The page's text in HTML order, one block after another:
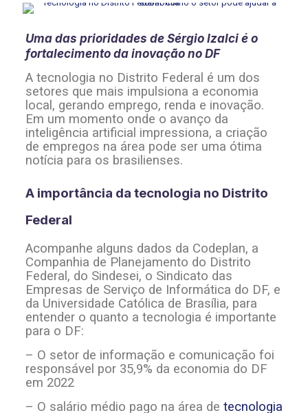
Uma das prioridades de Sérgio Izalci é o
fortalecimento da inovação no DF
A tecnologia no Distrito Federal é um dos
setores que mais impulsiona a economia
local, gerando emprego, renda e inovação.
Em um momento onde o avanço da
inteligência artificial impressiona, a criação
de empregos na área pode ser uma ótima
notícia para os brasilienses.
A importância da tecnologia no Distrito
Federal
Acompanhe alguns dados da Codeplan, a
Companhia de Planejamento do Distrito
Federal, do Sindesei, o Sindicato das
Empresas de Serviço de Informática do DF, e
da Universidade Católica de Brasília, para
entender o quanto a tecnologia é importante
para o DF:
– O setor de informação e comunicação foi
responsável por 35,9% da economia do DF
em 2022
– O salário médio pago na área de tecnologia